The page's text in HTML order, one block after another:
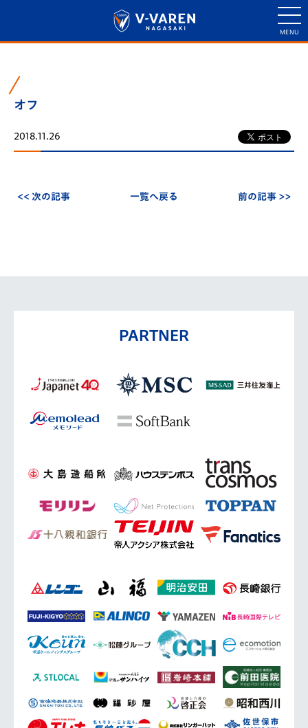
オフ
2018.11.26
<< 次の記事 一覧へ戻る 前の記事 >>
PARTNER